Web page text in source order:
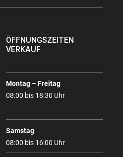
ÖFFNUNGSZEITEN
VERKAUF
Montag – Freitag
08:00 bis 18:30 Uhr
Samstag
08:00 bis 16:00 Uhr